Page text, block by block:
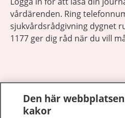
vårdärenden. Ring
sjukvårdsrådgivning dygnet
1177 ger dig råd när du vill
1177 på flera språk
Den här
kakor